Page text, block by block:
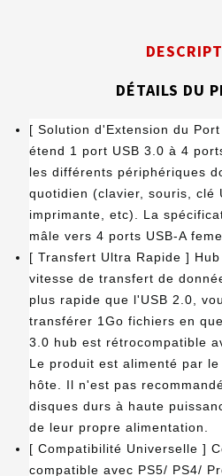
DÉTAILS DU
[ Solution d'Extension du
étend 1 port USB 3.0 à 4
les différents périphériques
quotidien (clavier, souris, clé
imprimante, etc). La
mâle vers 4 ports USB-A
[ Transfert Ultra Rapide ]
vitesse de transfert de
plus rapide que l'USB 2.0,
transférer 1Go fichiers en
3.0 hub est rétrocompatible
Le produit est alimenté par
hôte. Il n'est pas
disques durs à haute
de leur propre alimentation.
[ Compatibilité Universelle ]
compatible avec PS5/ PS4/